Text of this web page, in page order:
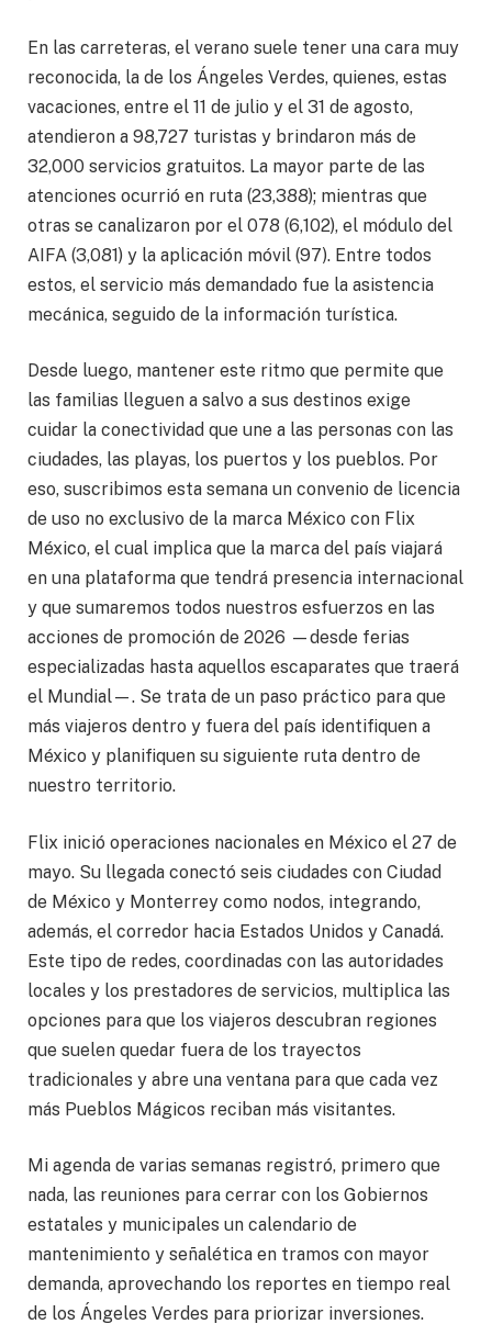
En las carreteras, el verano suele tener una cara muy
reconocida, la de los Ángeles Verdes, quienes, estas
vacaciones, entre el 11 de julio y el 31 de agosto,
atendieron a 98,727 turistas y brindaron más de
32,000 servicios gratuitos. La mayor parte de las
atenciones ocurrió en ruta (23,388); mientras que
otras se canalizaron por el 078 (6,102), el módulo del
AIFA (3,081) y la aplicación móvil (97). Entre todos
estos, el servicio más demandado fue la asistencia
mecánica, seguido de la información turística.
Desde luego, mantener este ritmo que permite que
las familias lleguen a salvo a sus destinos exige
cuidar la conectividad que une a las personas con las
ciudades, las playas, los puertos y los pueblos. Por
eso, suscribimos esta semana un convenio de licencia
de uso no exclusivo de la marca México con Flix
México, el cual implica que la marca del país viajará
en una plataforma que tendrá presencia internacional
y que sumaremos todos nuestros esfuerzos en las
acciones de promoción de 2026 —desde ferias
especializadas hasta aquellos escaparates que traerá
el Mundial—. Se trata de un paso práctico para que
más viajeros dentro y fuera del país identifiquen a
México y planifiquen su siguiente ruta dentro de
nuestro territorio.
Flix inició operaciones nacionales en México el 27 de
mayo. Su llegada conectó seis ciudades con Ciudad
de México y Monterrey como nodos, integrando,
además, el corredor hacia Estados Unidos y Canadá.
Este tipo de redes, coordinadas con las autoridades
locales y los prestadores de servicios, multiplica las
opciones para que los viajeros descubran regiones
que suelen quedar fuera de los trayectos
tradicionales y abre una ventana para que cada vez
más Pueblos Mágicos reciban más visitantes.
Mi agenda de varias semanas registró, primero que
nada, las reuniones para cerrar con los Gobiernos
estatales y municipales un calendario de
mantenimiento y señalética en tramos con mayor
demanda, aprovechando los reportes en tiempo real
de los Ángeles Verdes para priorizar inversiones.